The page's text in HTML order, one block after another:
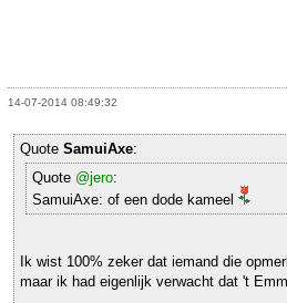
14-07-2014 08:49:32
Quote SamuiAxe:
Quote @jero:
SamuiAxe: of een dode kameel
Ik wist 100% zeker dat iemand die
maar ik had eigenlijk verwacht dat 't